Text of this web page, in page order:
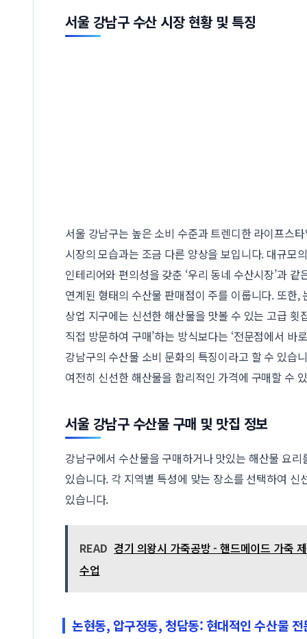
서울 강남구 수산 시장 현황 및 특징
서울 강남구는 높은 소비 수준과 트렌디한 라이프스
시장의 모습과는 조금 다른 양상을 보입니다. 대규모
인테리어와 편의성을 갖춘 ‘우리 동네 수산시장’과
연계된 형태의 수산물 판매점이 주를 이룹니다. 또한,
상업 지구에는 신선한 해산물을 맛볼 수 있는 고급 횟
직접 방문하여 구매’하는 방식보다는 ‘전문점에서 바
강남구의 수산물 소비 문화의 특징이라고 할 수 있습
여전히 신선한 해산물을 합리적인 가격에 구매할 수
서울 강남구 수산물 구매 및 맛집 정보
강남구에서 수산물을 구매하거나 맛있는 해산물 요
있습니다. 각 지역별 특성에 맞는 장소를 선택하여 신
있습니다.
READ 경기 의왕시 가죽공방 - 핸드메이드 가죽
수업
논현동, 압구정동, 청담동: 현대적인 수산물